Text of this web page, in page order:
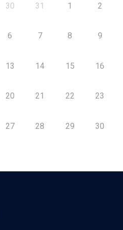
30 31 1 2
6 7 8 9
13 14 15 16
20 21 22 23
27 28 29 30